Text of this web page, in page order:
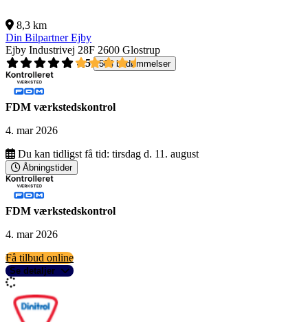
8,3 km
Din Bilpartner Ejby
Ejby Industrivej 28F 2600 Glostrup
4,5
504 bedømmelser
FDM værkstedskontrol
4. mar 2026
Du kan tidligst få tid: tirsdag d. 11. august
Åbningstider
FDM værkstedskontrol
4. mar 2026
Få tilbud online
Se detaljer